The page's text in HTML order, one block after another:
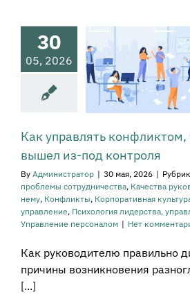
30
05, 2026
из-под
динамика и
руководителя и
культура
управление
лидерства,
и
персоналом
Как управлять
вышел из-под контроля
By Администратор | 30 мая, 2026 |
проблемы сотрудничества, Качества
нему, Конфликты, Корпоративная
управление, Психология лидерства,
Управление персоналом | Нет
Как руководителю правильно
причины возникновения
[...]